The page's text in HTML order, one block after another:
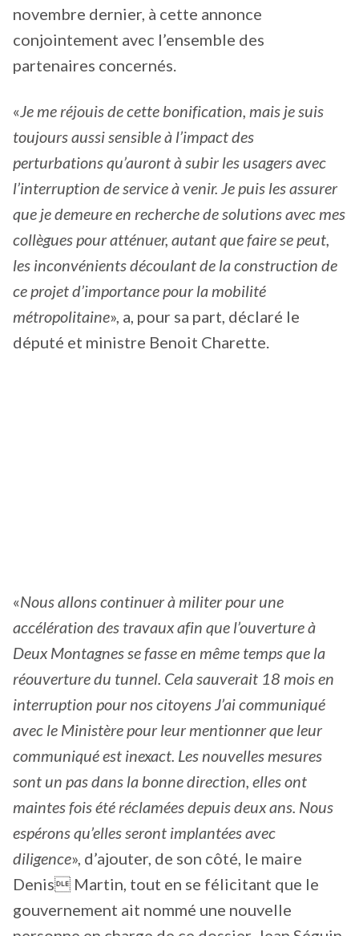
novembre dernier, à cette annonce
conjointement avec l’ensemble des
partenaires concernés.
«Je me réjouis de cette bonification, mais je suis
toujours aussi sensible à l’impact des
perturbations qu’auront à subir les usagers avec
l’interruption de service à venir. Je puis les assurer
que je demeure en recherche de solutions avec mes
collègues pour atténuer, autant que faire se peut,
les inconvénients découlant de la construction de
ce projet d’importance pour la mobilité
métropolitaine», a, pour sa part, déclaré le
député et ministre Benoit Charette.
«Nous allons continuer à militer pour une
accélération des travaux afin que l’ouverture à
Deux Montagnes se fasse en même temps que la
réouverture du tunnel. Cela sauverait 18 mois en
interruption pour nos citoyens J’ai communiqué
avec le Ministère pour leur mentionner que leur
communiqué est inexact. Les nouvelles mesures
sont un pas dans la bonne direction, elles ont
maintes fois été réclamées depuis deux ans. Nous
espérons qu’elles seront implantées avec
diligence», d’ajouter, de son côté, le maire
Denis Martin, tout en se félicitant que le
gouvernement ait nommé une nouvelle